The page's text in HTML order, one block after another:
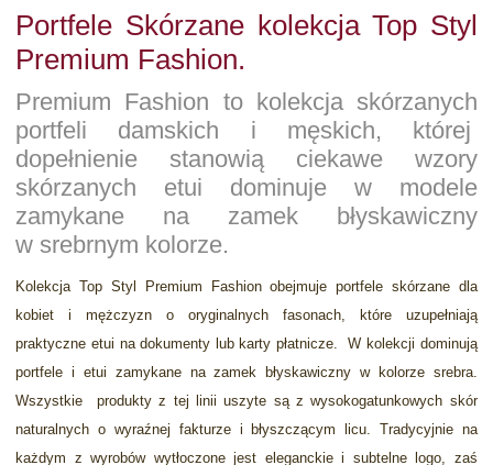
Portfele Skórzane kolekcja Top Styl
Premium Fashion.
Premium Fashion to kolekcja skórzanych
portfeli damskich i męskich, której
dopełnienie stanowią ciekawe wzory
skórzanych etui dominuje w modele
zamykane na zamek błyskawiczny
w srebrnym kolorze.
Kolekcja Top Styl Premium Fashion obejmuje portfele skórzane dla
kobiet i mężczyzn o oryginalnych fasonach, które uzupełniają
praktyczne etui na dokumenty lub karty płatnicze. W kolekcji dominują
portfele i etui zamykane na zamek błyskawiczny w kolorze srebra.
Wszystkie produkty z tej linii uszyte są z wysokogatunkowych skór
naturalnych o wyraźnej fakturze i błyszczącym licu. Tradycyjnie na
każdym z wyrobów wytłoczone jest eleganckie i subtelne logo, zaś